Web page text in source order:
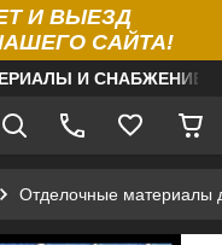
И ВЫЕЗД
САЙТА!
И
Отделочные материалы